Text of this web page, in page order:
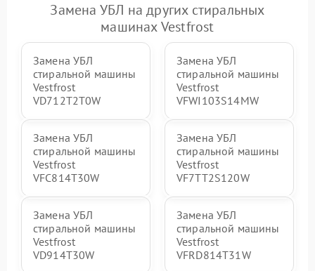
Замена УБЛ на других стиральных
машинах Vestfrost
Замена УБЛ
стиральной машины
Vestfrost
VD712T2T0W
Замена УБЛ
стиральной машины
Vestfrost
VFWI103S14MW
Замена УБЛ
стиральной машины
Vestfrost
VFC814T30W
Замена УБЛ
стиральной машины
Vestfrost
VF7TT2S120W
Замена УБЛ
стиральной машины
Vestfrost
VD914T30W
Замена УБЛ
стиральной машины
Vestfrost
VFRD814T31W